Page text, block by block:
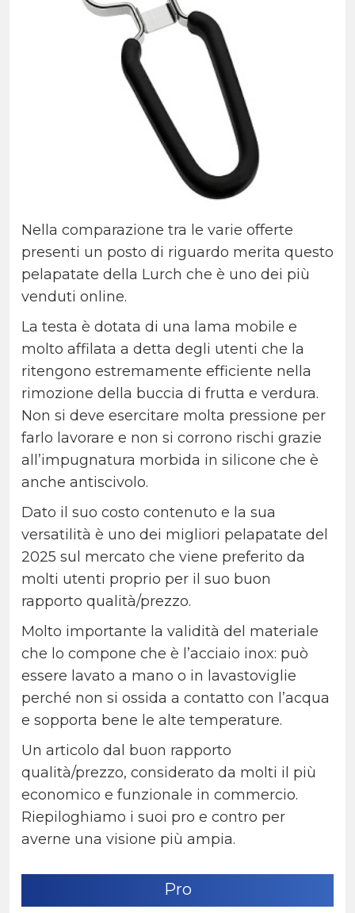
Nella comparazione tra le varie offerte
presenti un posto di riguardo merita questo
pelapatate della Lurch che è uno dei più
venduti online.
La testa è dotata di una lama mobile e
molto affilata a detta degli utenti che la
ritengono estremamente efficiente nella
rimozione della buccia di frutta e verdura.
Non si deve esercitare molta pressione per
farlo lavorare e non si corrono rischi grazie
all’impugnatura morbida in silicone che è
anche antiscivolo.
Dato il suo costo contenuto e la sua
versatilità è uno dei migliori pelapatate del
2025 sul mercato che viene preferito da
molti utenti proprio per il suo buon
rapporto qualità/prezzo.
Molto importante la validità del materiale
che lo compone che è l’acciaio inox: può
essere lavato a mano o in lavastoviglie
perché non si ossida a contatto con l’acqua
e sopporta bene le alte temperature.
Un articolo dal buon rapporto
qualità/prezzo, considerato da molti il più
economico e funzionale in commercio.
Riepiloghiamo i suoi pro e contro per
averne una visione più ampia.
Pro